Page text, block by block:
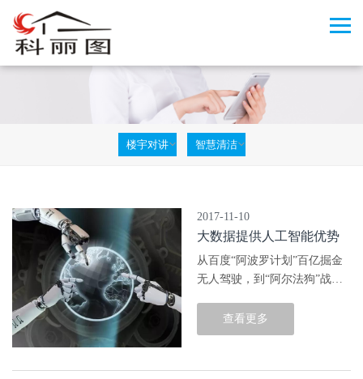
楼宇对讲 智慧清洁
2017-11-10
大数据提供人工智能优势
从百度“阿波罗计划”百亿掘金
无人驾驶，到“阿尔法狗”战胜
歌实时翻译耳机横空出世……
人工智能(AI)无疑是当下最热
为...
查看更多